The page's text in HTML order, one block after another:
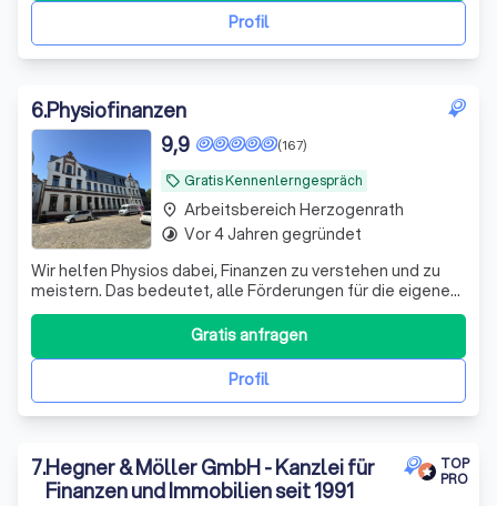
persönliche, maßgeschneiderte und vor allem unabhäng
Profil
6.Physiofinanzen
local_offer Gratis Kennenlerngespräch
(167)
9,9
Wir helfen Physios dabei, Finanzen zu verstehen und zu
meistern. Das bedeutet, alle Förderungen für die eigene
Vorsorge und Absicherung richtig zu nutzen.
Profil
Gratis anfragen
place Arbeitsbereich Herzogenrath
timelapse Vor 4 Jahren gegründet
7.Hegner & Möller GmbH - Kanzlei für
Finanzen und Immobilien seit 1991
TOP
PRO